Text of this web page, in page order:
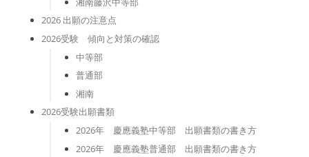
2026 出願の注意点
2026受験 傾向と対策の確認
中等部
普通部
湘南
2026受験出願書類
2026年 慶應義塾中等部 出願書類の書き方
2026年 慶應義塾普通部 出願書類の書き方